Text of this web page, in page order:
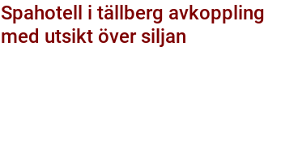
Spahotell i tällberg avkoppling
med utsikt över siljan